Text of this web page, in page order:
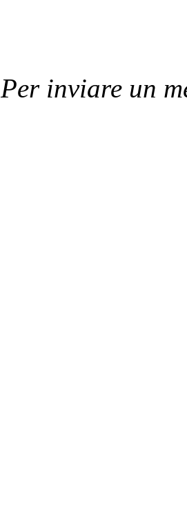
Per inviare un